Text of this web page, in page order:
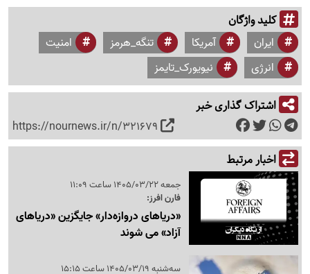
کلید واژگان
ایران آمریکا تنگه_هرمز
امنیت
انرژی
نیویورک_تایمز
اشتراک گذاری خبر
https://nournews.ir/n/321679
اخبار مرتبط
جمعه 1405/03/22 ساعت 11:09
فارن افرز:
«دریاهای دروازه‌دار» جایگزین «دریاهای
آزاد» می شوند
سه‌شنبه 1405/03/19 ساعت 15:15